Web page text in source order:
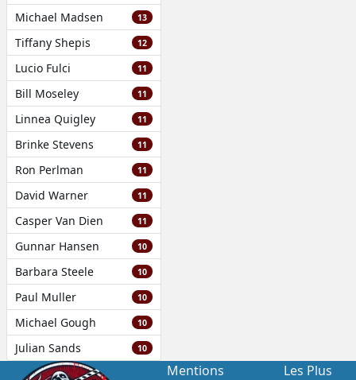
Michael Madsen 13
Tiffany Shepis 12
Lucio Fulci 11
Bill Moseley 11
Linnea Quigley 11
Brinke Stevens 11
Ron Perlman 11
David Warner 11
Casper Van Dien 11
Gunnar Hansen 10
Barbara Steele 10
Paul Muller 10
Michael Gough 10
Julian Sands 10
Mentions
Les Plus